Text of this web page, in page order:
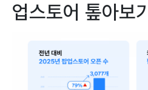
업스토어 톺아보기